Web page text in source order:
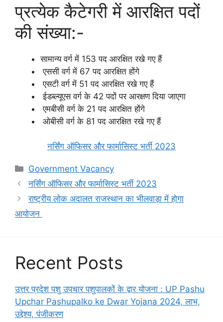
प्रत्येक कैटेगरी में आरक्षित पदों
की संख्या:-
सामान्य वर्ग में 153 पद आरक्षित रखे गए हैं
एससी वर्ग में 67 पद आरक्षित होंगे
एसटी वर्ग में 51 पद आरक्षित रखे गए हैं
ईडब्ल्यूएस वर्ग के 42 पदों पर आरक्षण दिया जाएगा
एमबीसी वर्ग के 21 पद आरक्षित होंगे
ओबीसी वर्ग के 81 पद आरक्षित रखे गए हैं
नर्सिंग ऑफिसर और फार्मासिस्ट भर्ती 2023
Categories
Government Vacancy
नर्सिंग ऑफिसर और फार्मासिस्ट भर्ती 2023
राष्ट्रीय लोक अदालत राजस्थान का भीलवाड़ा में होगा
आयोजन
Recent Posts
उत्तर प्रदेश पशु उपचार पशुपालकों के द्वार योजना : UP Pashu
Upchar Pashupalko ke Dwar Yojana 2024, लाभ,
उद्देश्य, पंजीकरण